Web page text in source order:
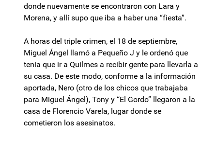
donde nuevamente se encontraron con Lara y
Morena, y allí supo que iba a haber una “fiesta”.
A horas del triple crimen, el 18 de septiembre,
Miguel Ángel llamó a Pequeño J y le ordenó que
tenía que ir a Quilmes a recibir gente para llevarla a
su casa. De este modo, conforme a la información
aportada, Nero (otro de los chicos que trabajaba
para Miguel Ángel), Tony y “El Gordo” llegaron a la
casa de Florencio Varela, lugar donde se
cometieron los asesinatos.